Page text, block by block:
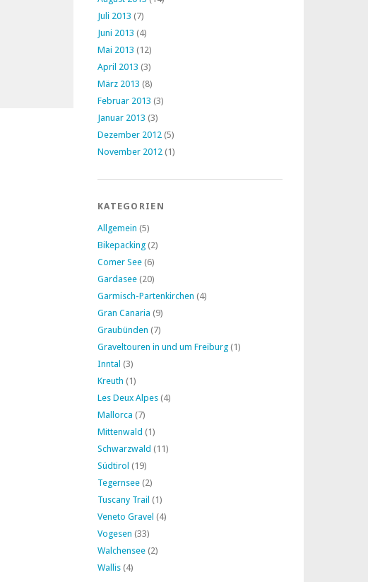
Juli 2013 (7)
Juni 2013 (4)
Mai 2013 (12)
April 2013 (3)
März 2013 (8)
Februar 2013 (3)
Januar 2013 (3)
Dezember 2012 (5)
November 2012 (1)
KATEGORIEN
Allgemein (5)
Bikepacking (2)
Comer See (6)
Gardasee (20)
Garmisch-Partenkirchen (4)
Gran Canaria (9)
Graubünden (7)
Graveltouren in und um Freiburg (1)
Inntal (3)
Kreuth (1)
Les Deux Alpes (4)
Mallorca (7)
Mittenwald (1)
Schwarzwald (11)
Südtirol (19)
Tegernsee (2)
Tuscany Trail (1)
Veneto Gravel (4)
Vogesen (33)
Walchensee (2)
Wallis (4)